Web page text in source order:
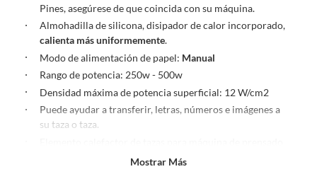
estar en perfecto estado, con todas sus etiquetas y sin uso, tal como te lo
entregamos.
Productos digitales que se entregan a través de una descarga
electrónica, por ejemplo, cupones de experiencia o programas
para el computador.
Productos a pedido o confeccionados a medida.
Productos que han sido informados como imperfectos, usados,
reparados, abiertos, de segunda selección, remanufacturados o
Pines, asegúrese de que coincida con su máquina.
Almohadilla de silicona, disipador de calor incorporado,
calienta más uniformemente.
Modo de alimentación de papel: Manual
Rango de potencia: 250w - 500w
Densidad máxima de potencia superficial: 12 W/cm2
Puede ayudar a transferir, letras, números e imágenes a
su taza o taza.
de calor multifunción o combinada.
Mostrar Más